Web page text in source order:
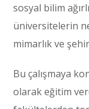
sosyal bilim
üniversitelerin
mimarlık ve
Bu çalışmaya
olarak eğitim